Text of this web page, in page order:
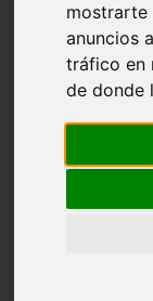
mostrarte
anuncios
tráfico en
de donde
Asturias -
Cádiz - el-
Asturias - aller
Toledo -
álava -
Zaragoza -
Valencia -
Toledo -
Cantabria -